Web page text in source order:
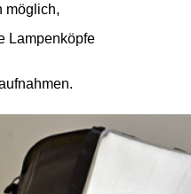
möglich,
Lampenköpfe